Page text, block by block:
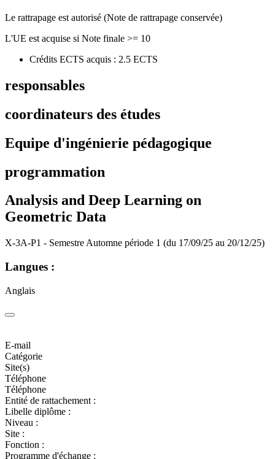
Le rattrapage est autorisé (Note de rattrapage conservée)
L'UE est acquise si Note finale >= 10
Crédits ECTS acquis : 2.5 ECTS
responsables
coordinateurs des études
Equipe d'ingénierie pédagogique
programmation
Analysis and Deep Learning on
Geometric Data
X-3A-P1 - Semestre Automne période 1 (du 17/09/25 au 20/12/25)
Langues :
Anglais
E-mail
Catégorie
Site(s)
Téléphone
Téléphone
Entité de rattachement :
Libelle diplôme :
Niveau :
Site :
Fonction :
Programme d'échange :